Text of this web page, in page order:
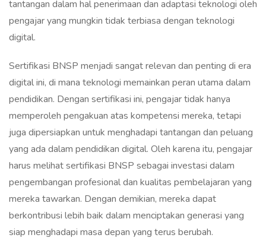
tantangan dalam hal penerimaan dan adaptasi teknologi oleh
pengajar yang mungkin tidak terbiasa dengan teknologi
digital.
Sertifikasi BNSP menjadi sangat relevan dan penting di era
digital ini, di mana teknologi memainkan peran utama dalam
pendidikan. Dengan sertifikasi ini, pengajar tidak hanya
memperoleh pengakuan atas kompetensi mereka, tetapi
juga dipersiapkan untuk menghadapi tantangan dan peluang
yang ada dalam pendidikan digital. Oleh karena itu, pengajar
harus melihat sertifikasi BNSP sebagai investasi dalam
pengembangan profesional dan kualitas pembelajaran yang
mereka tawarkan. Dengan demikian, mereka dapat
berkontribusi lebih baik dalam menciptakan generasi yang
siap menghadapi masa depan yang terus berubah.